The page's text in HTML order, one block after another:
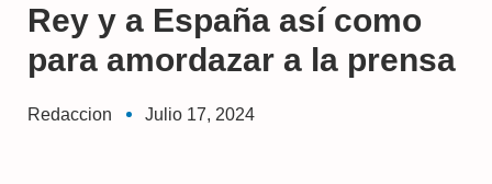
Rey y a España así como
para amordazar a la prensa
Redaccion Julio 17, 2024